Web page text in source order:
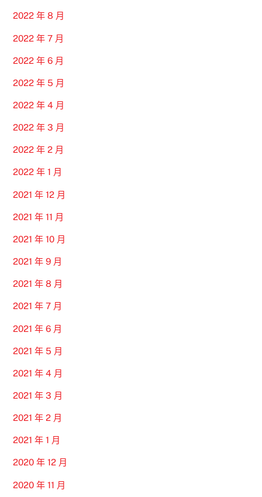
2022 年 8 月
2022 年 7 月
2022 年 6 月
2022 年 5 月
2022 年 4 月
2022 年 3 月
2022 年 2 月
2022 年 1 月
2021 年 12 月
2021 年 11 月
2021 年 10 月
2021 年 9 月
2021 年 8 月
2021 年 7 月
2021 年 6 月
2021 年 5 月
2021 年 4 月
2021 年 3 月
2021 年 2 月
2021 年 1 月
2020 年 12 月
2020 年 11 月